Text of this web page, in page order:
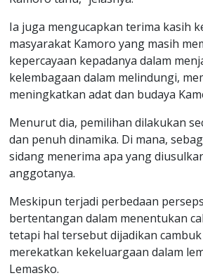
Ia juga mengucapkan terima kasih
masyarakat Kamoro yang masih
kepercayaan kepadanya dalam
kelembagaan dalam melindungi,
meningkatkan adat dan budaya
Menurut dia, pemilihan dilakukan
dan penuh dinamika. Di mana,
sidang menerima apa yang
anggotanya.
Meskipun terjadi perbedaan
bertentangan dalam menentukan
tetapi hal tersebut dijadikan
merekatkan kekeluargaan dalam
Lemasko.